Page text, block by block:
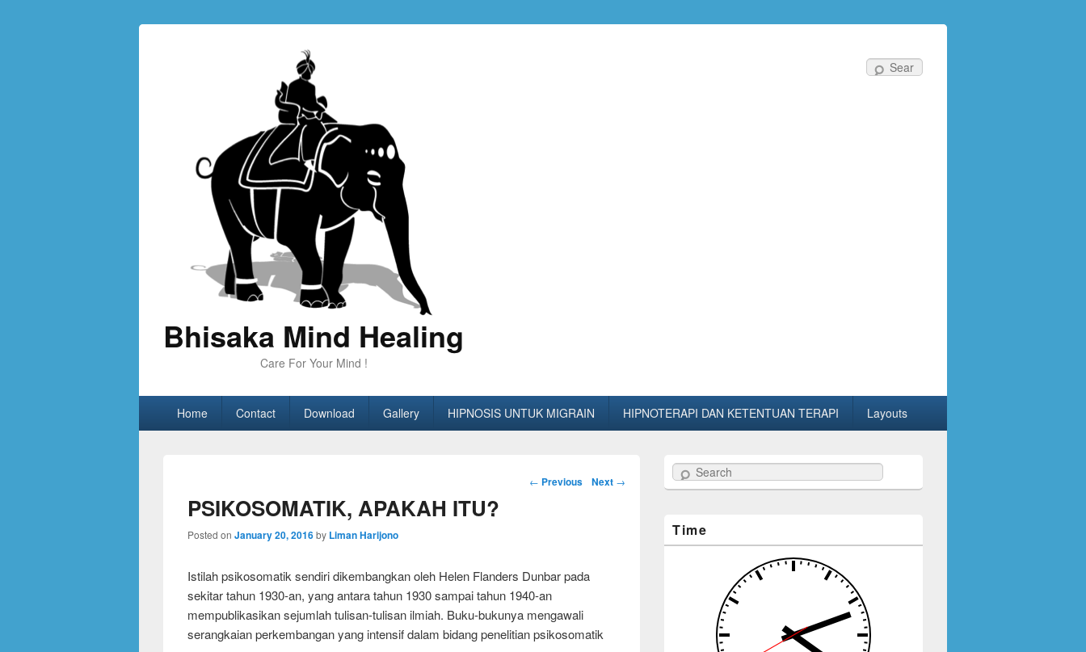
Bhisaka Mind Healing
Care For Your Mind !
Skip
SkipHome Contact Download Gallery HIPNOSIS UNTUK MIGRAIN HIPNOTERAPI DAN KETENTUAN TERAPI Layouts
Post
navigation
← Previous Next →
PSIKOSOMATIK, APAKAH ITU?
Posted on January 20, 2016by Liman Harijono
Istilah psikosomatik sendiri dikembangkan oleh Helen Flanders Dunbar pada
sekitar tahun 1930-an, yang antara tahun 1930 sampai tahun 1940-an
mempublikasikan sejumlah tulisan-tulisan ilmiah. Buku-bukunya mengawali
serangkaian perkembangan yang intensif dalam bidang penelitian psikosomatik
Search
Time